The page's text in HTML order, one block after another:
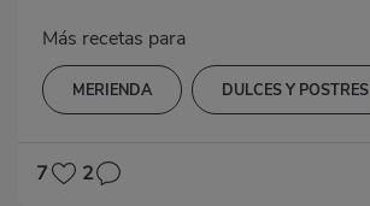
Más recetas para
MERIENDA DULCES Y POSTRES
7 2